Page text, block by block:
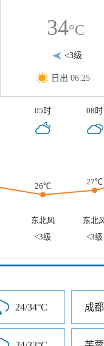
34°C
<3级
日出 06:25
05时 08时
26℃
27℃
东北风
东北
<3级 <3级
24/34°C